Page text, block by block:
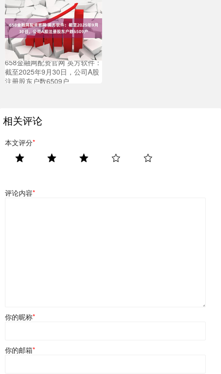
658金融网配资官网 英方软件：
截至2025年9月30日，公司A股
注册股东户数6509户
相关评论
本文评分*
评论内容*
你的昵称*
你的邮箱*